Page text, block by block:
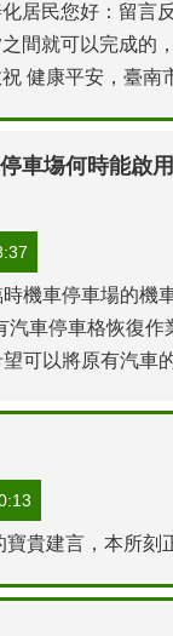
居民您好：留言
間就可以完成的
健康平安，臺南
車塲何時能啟
機車停車場的機
汽車停車格恢復
可以將原有汽車
貴建言，本所刻